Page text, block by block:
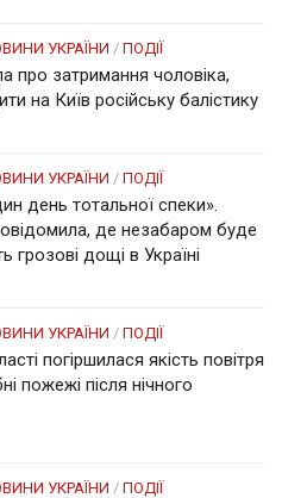
УКРАЇНИ / ПОДІЇ
про затримання чоловіка,
на Київ російську балістику
УКРАЇНИ / ПОДІЇ
день тотальної спеки».
де незабаром буде
грозові дощі в Україні
УКРАЇНИ / ПОДІЇ
погіршилася якість повітря
пожежі після нічного
УКРАЇНИ / ПОДІЇ